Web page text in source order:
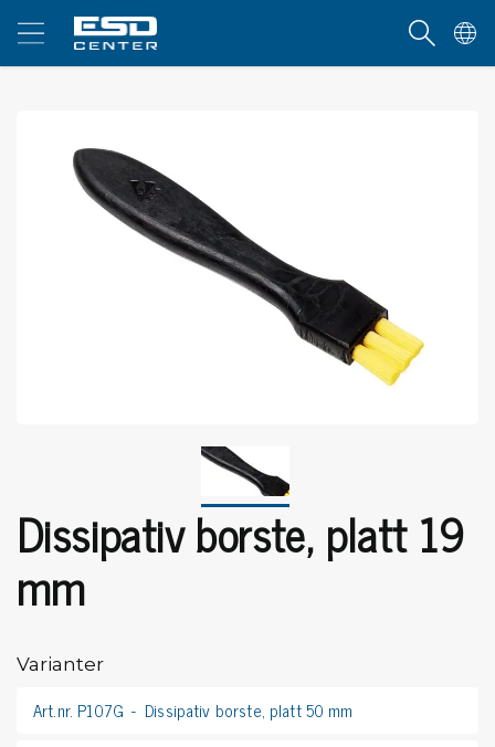
Dissipativ borste, platt 19
mm
Varianter
Art.nr. P107G
Dissipativ borste, platt 50 mm